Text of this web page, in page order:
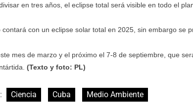
en tres años, el eclipse total será visible en todo el
contará con un eclipse solar total en 2025, sin embargo se
mes de marzo y el próximo el 7-8 de septiembre, que
(Texto y foto: PL)
Ciencia Cuba Medio Ambiente